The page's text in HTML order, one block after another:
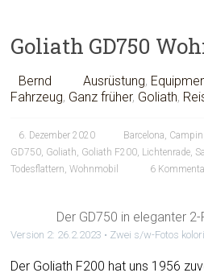
Goliath GD750
Bernd Ausrüstung,
Fahrzeug, Ganz früher, Goliath,
6. Dezember 2020 Barcelona,
GD750, Goliath, Goliath F200, Lichtenrade,
Todesflattern,Wohnmobil 6
Der GD750 in eleganter
Version 2: 26.2.2023 • Zwei s/w-Fotos
Der Goliath F200 hat uns 1956